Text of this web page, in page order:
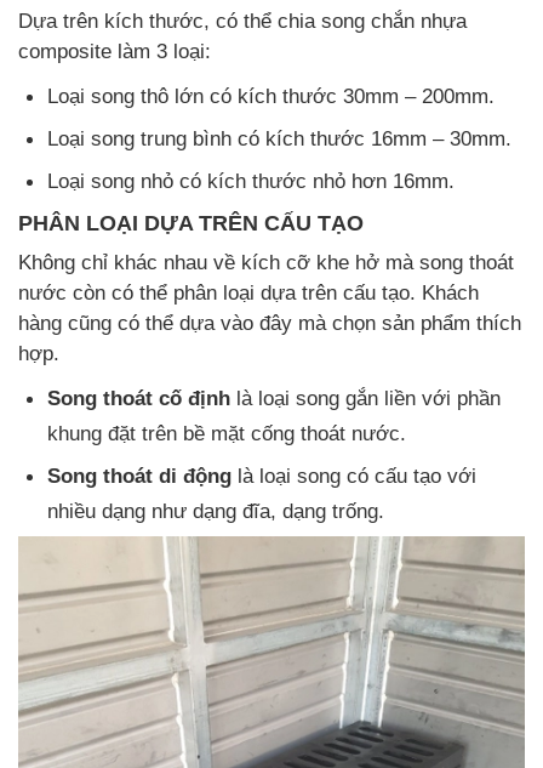
Dựa trên kích thước, có thể chia song chắn nhựa
composite làm 3 loại:
Loại song thô lớn có kích thước 30mm – 200mm.
Loại song trung bình có kích thước 16mm – 30mm.
Loại song nhỏ có kích thước nhỏ hơn 16mm.
PHÂN LOẠI DỰA TRÊN CẤU TẠO
Không chỉ khác nhau về kích cỡ khe hở mà song thoát
nước còn có thể phân loại dựa trên cấu tạo. Khách
hàng cũng có thể dựa vào đây mà chọn sản phẩm thích
hợp.
Song thoát cố định là loại song gắn liền với phần
khung đặt trên bề mặt cống thoát nước.
Song thoát di động là loại song có cấu tạo với
nhiều dạng như dạng đĩa, dạng trống.